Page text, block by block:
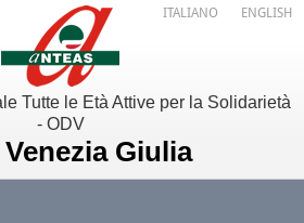
Tutte le Età Attive per la Solidarietà
- ODV
Giulia
ITALIANO ENGLISH